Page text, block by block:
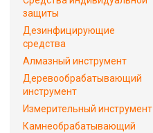
защиты
Дезинфицирующие
средства
Алмазный инструмент
Деревообрабатывающий
инструмент
Измерительный инструмент
Камнеобрабатывающий